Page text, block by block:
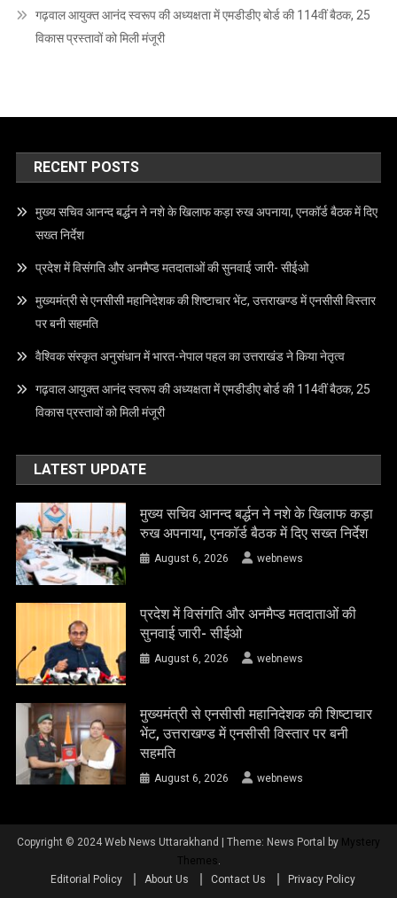
गढ़वाल आयुक्त आनंद स्वरूप की अध्यक्षता में एमडीडीए बोर्ड की 114वीं बैठक, 25
विकास प्रस्तावों को मिली मंजूरी
RECENT POSTS
मुख्य सचिव आनन्द बर्द्धन ने नशे के खिलाफ कड़ा रुख अपनाया, एनकॉर्ड बैठक में दिए
सख्त निर्देश
प्रदेश में विसंगति और अनमैप्ड मतदाताओं की सुनवाई जारी- सीईओ
मुख्यमंत्री से एनसीसी महानिदेशक की शिष्टाचार भेंट, उत्तराखण्ड में एनसीसी विस्तार
पर बनी सहमति
वैश्विक संस्कृत अनुसंधान में भारत-नेपाल पहल का उत्तराखंड ने किया नेतृत्व
गढ़वाल आयुक्त आनंद स्वरूप की अध्यक्षता में एमडीडीए बोर्ड की 114वीं बैठक, 25
विकास प्रस्तावों को मिली मंजूरी
LATEST UPDATE
मुख्य सचिव आनन्द बर्द्धन ने नशे के खिलाफ कड़ा
रुख अपनाया, एनकॉर्ड बैठक में दिए सख्त निर्देश
August 6, 2026 webnews
प्रदेश में विसंगति और अनमैप्ड मतदाताओं की
सुनवाई जारी- सीईओ
August 6, 2026 webnews
मुख्यमंत्री से एनसीसी महानिदेशक की शिष्टाचार
भेंट, उत्तराखण्ड में एनसीसी विस्तार पर बनी
सहमति
August 6, 2026 webnews
Copyright © 2024 Web News Uttarakhand | Theme: News Portal by Mystery
Themes
Editorial Policy
About Us Contact Us Privacy Policy